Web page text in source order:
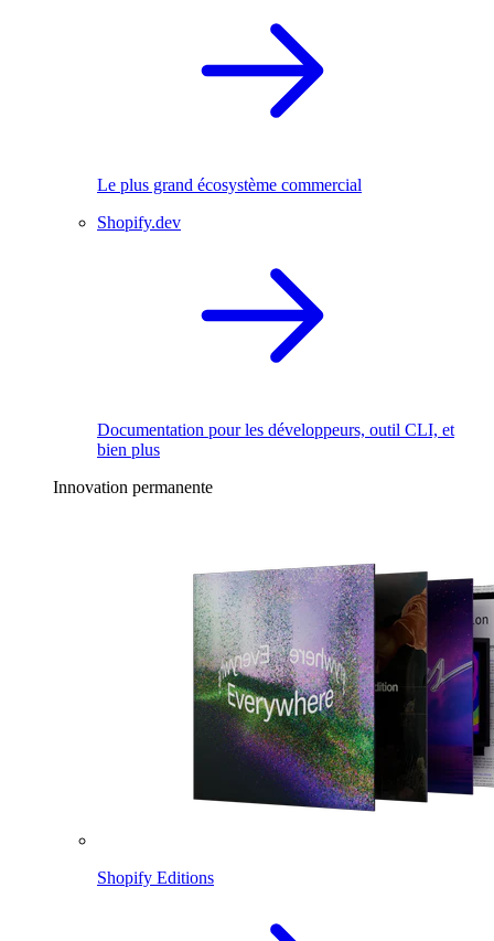
Le plus grand écosystème commercial
Shopify.dev
Documentation pour les développeurs, outil CLI, et
bien plus
Innovation permanente
Shopify Editions